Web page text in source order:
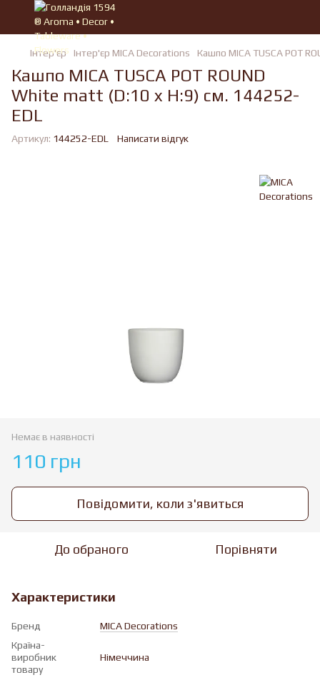
Iнтер'єр Iнтер'єр MICA Decorations Кашпо MICA TUSCA POT
Кашпо MICA TUSCA POT ROUND
White matt (D:10 x H:9) см. 144252-
EDL
Артикул: 144252-EDL Написати відгук
Немає в наявності
110 грн
Повідомити, коли з'явиться
До обраного Порівняти
Характеристики
Бренд
MICA Decorations
Країна-
виробник
товару
Німеччина